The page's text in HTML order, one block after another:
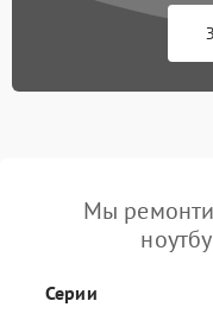
Мы
Серии